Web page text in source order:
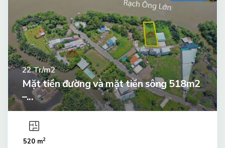
22Tr/m2
Mặt tiền đường và mặt tiền sông 518m2
–...
520 m2